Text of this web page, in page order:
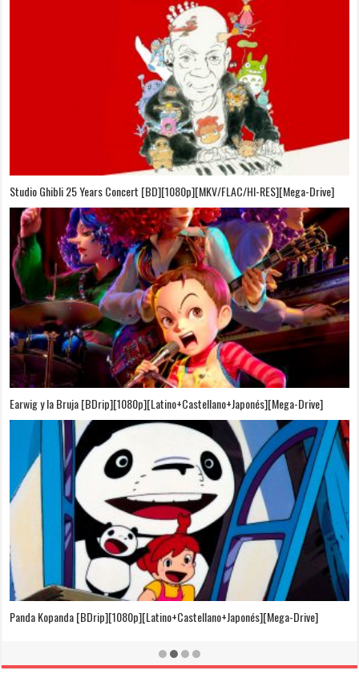
On Your Mark [OVA][BDrip][1080p][Sub-Español][Sub-English][MEGA]
Puedo Escuchar el Mar [Película][BDrip][1080p][Dual Audio]
[Castellano+Japonés][Sub-Español][MEGA]